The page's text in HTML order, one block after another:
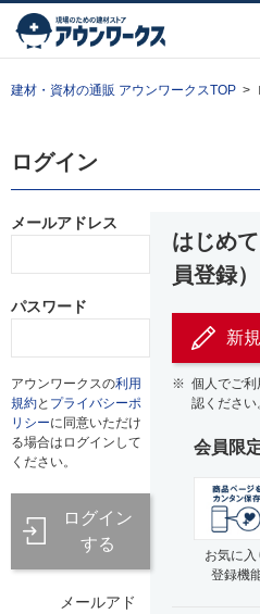
建材・資材の通販 アウンワークスTOP
ログイン
メールアドレス
パスワード
アウンワークスの利用
規約と プライバシーポ
リシーに同意いただけ
る場合はログインして
ください。
ログイン
する
メールアド
はじめ
員登録）
新
※ 個人でご利
認ください
会員限
お気に入
登録機